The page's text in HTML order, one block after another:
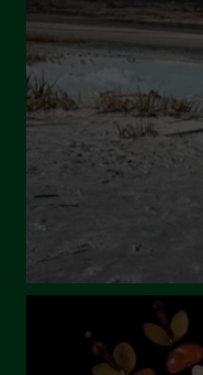
Luglio 2024
Maggio 2024
Aprile 2024
Marzo 2024
Febbraio 2024
Ottobre 2023